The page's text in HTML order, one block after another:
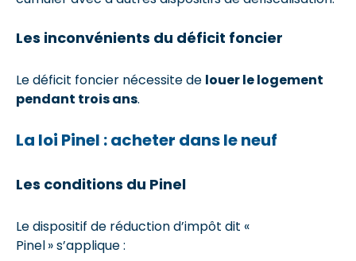
Les inconvénients du déficit foncier
Le déficit foncier nécessite de louer le logement
pendant trois ans.
La loi Pinel : acheter dans le neuf
Les conditions du Pinel
Le dispositif de réduction d’impôt dit «
Pinel » s’applique :